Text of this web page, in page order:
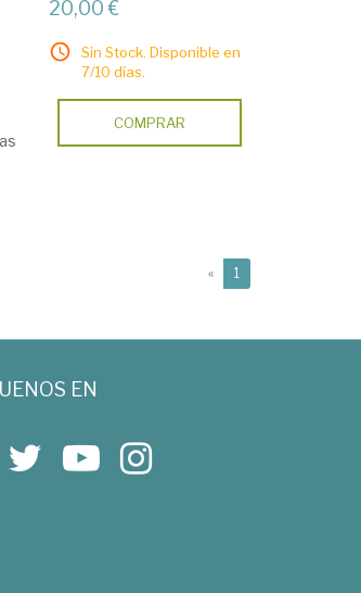
20,00 €
Sin Stock. Disponible en
7/10 días.
COMPRAR
« 1
EN